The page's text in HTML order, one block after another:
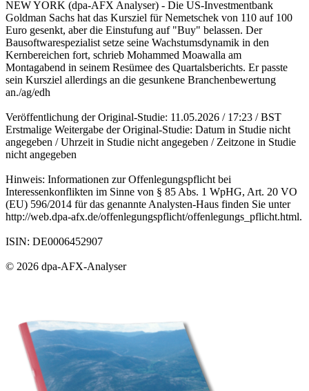
NEW YORK (dpa-AFX Analyser) - Die US-Investmentbank
Goldman Sachs hat das Kursziel für Nemetschek von 110 auf 100
Euro gesenkt, aber die Einstufung auf "Buy" belassen. Der
Bausoftwarespezialist setze seine Wachstumsdynamik in den
Kernbereichen fort, schrieb Mohammed Moawalla am
Montagabend in seinem Resümee des Quartalsberichts. Er passte
sein Kursziel allerdings an die gesunkene Branchenbewertung
an./ag/edh
Veröffentlichung der Original-Studie: 11.05.2026 / 17:23 / BST
Erstmalige Weitergabe der Original-Studie: Datum in Studie nicht
angegeben / Uhrzeit in Studie nicht angegeben / Zeitzone in Studie
nicht angegeben
Hinweis: Informationen zur Offenlegungspflicht bei
Interessenkonflikten im Sinne von § 85 Abs. 1 WpHG, Art. 20 VO
(EU) 596/2014 für das genannte Analysten-Haus finden Sie unter
http://web.dpa-afx.de/offenlegungspflicht/offenlegungs_pflicht.html.
ISIN: DE0006452907
© 2026 dpa-AFX-Analyser